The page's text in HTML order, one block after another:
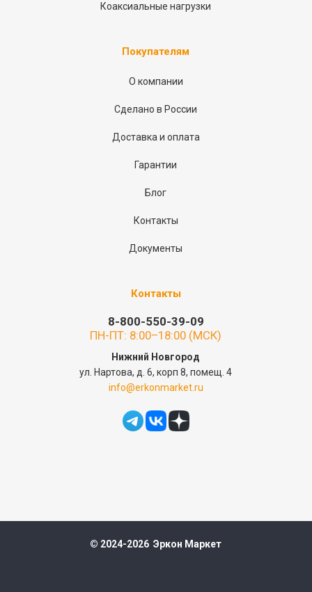
Коаксиальные нагрузки
Покупателям
О компании
Сделано в России
Доставка и оплата
Гарантии
Блог
Контакты
Документы
Контакты
8-800-550-39-09
ПН-ПТ: 8:00–18:00 (МСК)
Нижний Новгород
ул. Нартова, д. 6, корп 8, помещ. 4
info@erkonmarket.ru
© 2024-2026 Эркон Маркет